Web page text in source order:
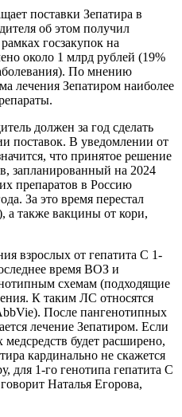
поставки Зепатира в
об этом получил
госзакупок на
около 1 млрд рублей (19%
По мнению
лечения Зепатиром наиболее
должен за год сделать
поставок. В уведомлении от
что принятое решение
запланированный на 2024
препаратов в Россию
За это время перестал
а также вакцины от кори,
взрослых от гепатита С 1-
время ВОЗ и
схемам (подходящие
К таким ЛС относятся
После пангенотипных
лечение Зепатиром. Если
будет расширено,
кардинально не скажется
для 1-го генотипа гепатита С
Наталья Егорова,